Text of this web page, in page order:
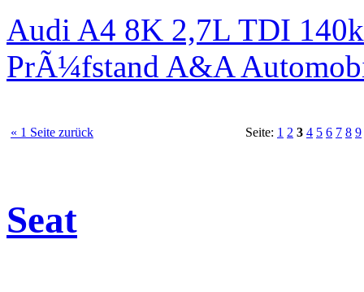
Audi A4 8K 2,7L TDI
PrÃ¼fstand A&A
« 1 Seite zurück Seite: 1 2 3 4 5 6 7 8 9
Seat